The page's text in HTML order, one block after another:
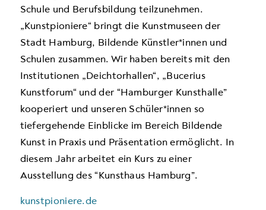
Schule und Berufsbildung teilzunehmen.
„Kunstpioniere“ bringt die Kunstmuseen der
Stadt Hamburg, Bildende Künstler*innen und
Schulen zusammen. Wir haben bereits mit den
Institutionen „Deichtorhallen“, „Bucerius
Kunstforum“ und der “Hamburger Kunsthalle”
kooperiert und unseren Schüler*innen so
tiefergehende Einblicke im Bereich Bildende
Kunst in Praxis und Präsentation ermöglicht. In
diesem Jahr arbeitet ein Kurs zu einer
Ausstellung des “Kunsthaus Hamburg”.
kunstpioniere.de